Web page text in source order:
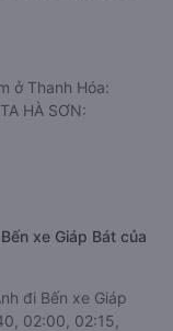
ở Thanh Hóa:
HÀ SƠN:
xe Giáp Bát của
đi Bến xe Giáp
02:00, 02:15,